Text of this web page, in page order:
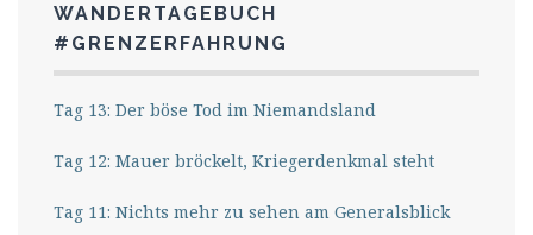
WANDERTAGEBUCH
#GRENZERFAHRUNG
Tag 13: Der böse Tod im Niemandsland
Tag 12: Mauer bröckelt, Kriegerdenkmal steht
Tag 11: Nichts mehr zu sehen am Generalsblick